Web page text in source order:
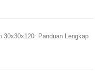
30x30x120: Panduan Lengkap